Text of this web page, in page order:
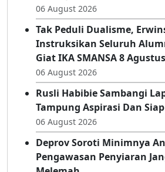
Terimakasih Pak Gubernur
Dan Bantuan Alsintan
Pendapatan Petani
06 August 2026
Tak Peduli Dualisme,
Instruksikan Seluruh
Giat IKA SMANSA 8
06 August 2026
Rusli Habibie Sambangi
Tampung Aspirasi Dan
06 August 2026